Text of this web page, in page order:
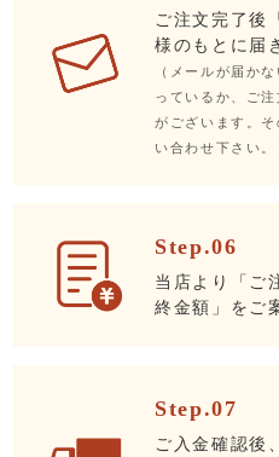
ご注文完了後
様のもとに届
（メールが届か
っているか、ご
がございます。
い合わせ下さい。
Step.06
当店より「ご
終金額」をご
Step.07
ご入金確認後